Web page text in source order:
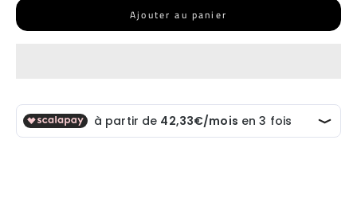
Ajouter au panier